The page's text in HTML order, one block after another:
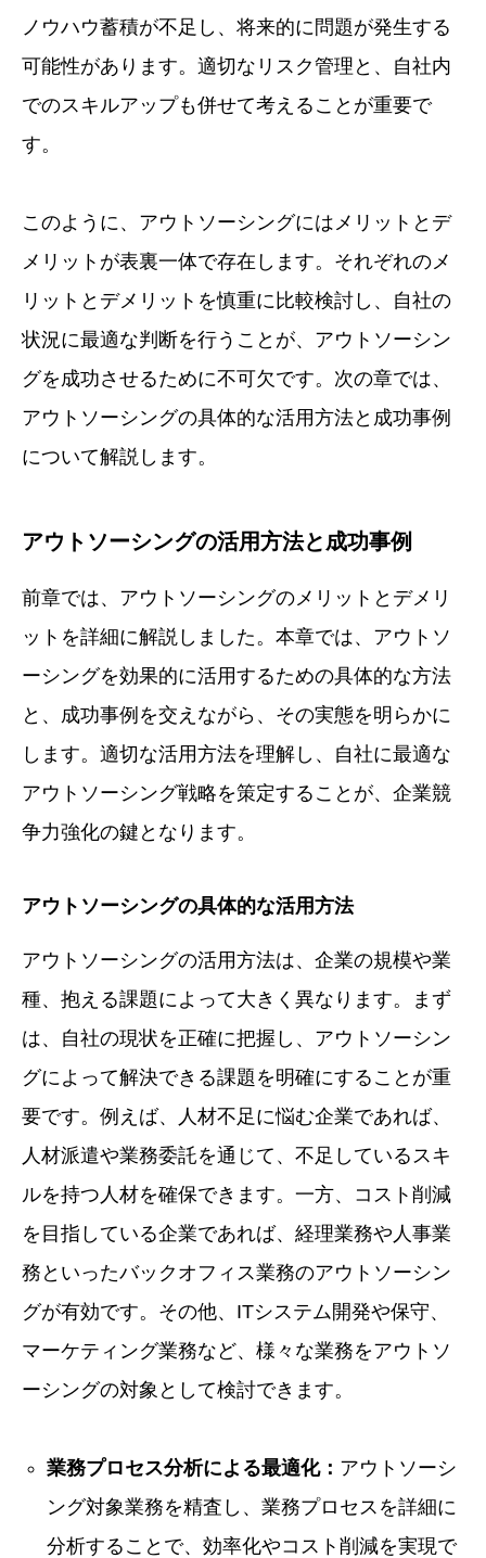
ノウハウ蓄積が不足し、将来的に問題が発生する
可能性があります。適切なリスク管理と、自社内
でのスキルアップも併せて考えることが重要で
す。
このように、アウトソーシングにはメリットとデ
メリットが表裏一体で存在します。それぞれのメ
リットとデメリットを慎重に比較検討し、自社の
状況に最適な判断を行うことが、アウトソーシン
グを成功させるために不可欠です。次の章では、
アウトソーシングの具体的な活用方法と成功事例
について解説します。
アウトソーシングの活用方法と成功事例
前章では、アウトソーシングのメリットとデメリ
ットを詳細に解説しました。本章では、アウトソ
ーシングを効果的に活用するための具体的な方法
と、成功事例を交えながら、その実態を明らかに
します。適切な活用方法を理解し、自社に最適な
アウトソーシング戦略を策定することが、企業競
争力強化の鍵となります。
アウトソーシングの具体的な活用方法
アウトソーシングの活用方法は、企業の規模や業
種、抱える課題によって大きく異なります。まず
は、自社の現状を正確に把握し、アウトソーシン
グによって解決できる課題を明確にすることが重
要です。例えば、人材不足に悩む企業であれば、
人材派遣や業務委託を通じて、不足しているスキ
ルを持つ人材を確保できます。一方、コスト削減
を目指している企業であれば、経理業務や人事業
務といったバックオフィス業務のアウトソーシン
グが有効です。その他、ITシステム開発や保守、
マーケティング業務など、様々な業務をアウトソ
ーシングの対象として検討できます。
業務プロセス分析による最適化： アウトソーシ
ング対象業務を精査し、業務プロセスを詳細に
分析することで、効率化やコスト削減を実現で